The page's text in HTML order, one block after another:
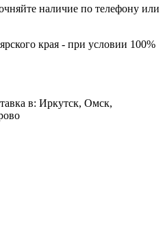
наличие по телефону или
края - при условии 100%
в: Иркутск, Омск,